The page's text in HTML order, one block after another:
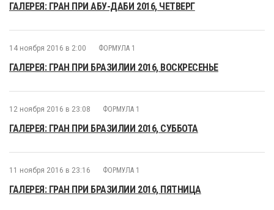
ГАЛЕРЕЯ: ГРАН ПРИ АБУ-ДАБИ 2016, ЧЕТВЕРГ
14 ноября 2016 в 2:00 ФОРМУЛА 1
ГАЛЕРЕЯ: ГРАН ПРИ БРАЗИЛИИ 2016, ВОСКРЕСЕНЬЕ
12 ноября 2016 в 23:08 ФОРМУЛА 1
ГАЛЕРЕЯ: ГРАН ПРИ БРАЗИЛИИ 2016, СУББОТА
11 ноября 2016 в 23:16 ФОРМУЛА 1
ГАЛЕРЕЯ: ГРАН ПРИ БРАЗИЛИИ 2016, ПЯТНИЦА